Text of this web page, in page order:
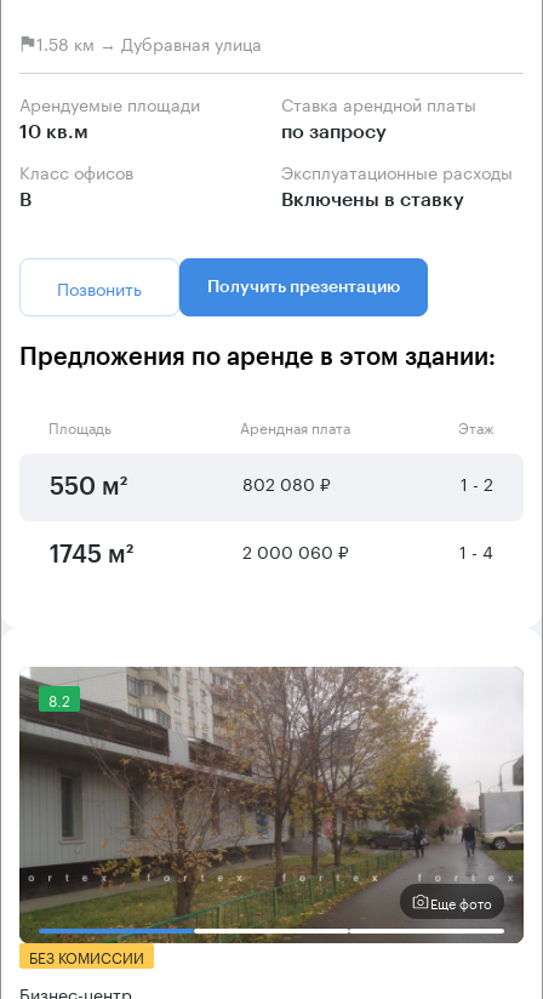
1.58 км → Дубравная улица
Арендуемые площади
10 кв.м
Ставка арендной платы
по запросу
Класс офисов
B
Эксплуатационные расходы
Включены в ставку
Позвонить Получить презентацию
Предложения по аренде в этом здании:
Площадь Арендная плата Этаж
550 м² 802 080 ₽ 1 - 2
1745 м² 2 000 060 ₽ 1 - 4
8.2
Еще фото
БЕЗ КОМИССИИ
Бизнес-центр